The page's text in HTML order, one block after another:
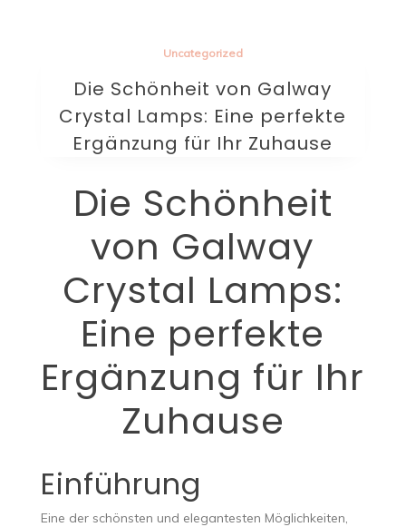
Uncategorized
Die Schönheit von Galway
Crystal Lamps: Eine perfekte
Ergänzung für Ihr Zuhause
Die Schönheit
von Galway
Crystal Lamps:
Eine perfekte
Ergänzung für Ihr
Zuhause
Einführung
Eine der schönsten und elegantesten Möglichkeiten,